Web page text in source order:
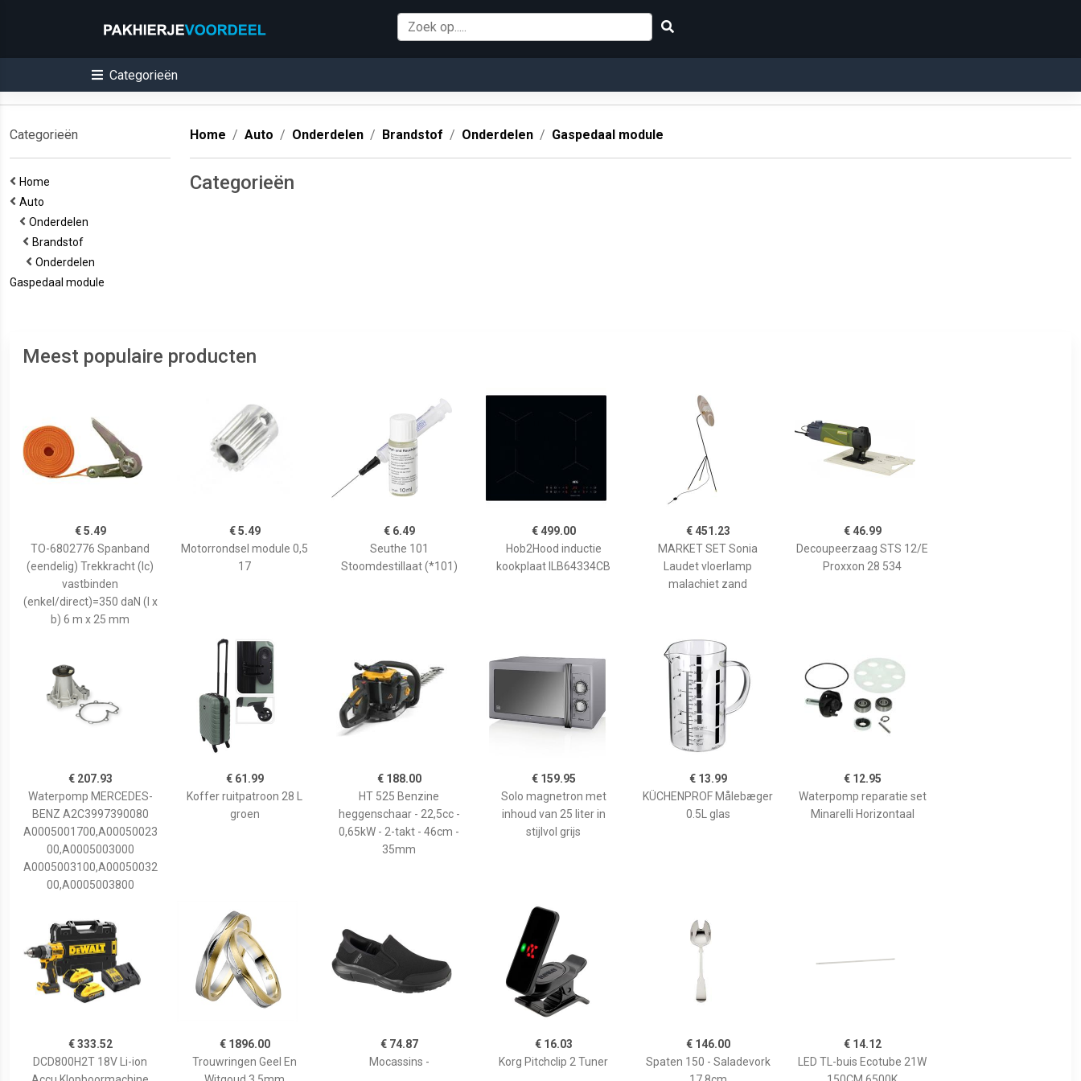
Categorieën
Categorieën
Home
Auto
Onderdelen
Brandstof
Onderdelen
Gaspedaal module
Home Auto Onderdelen Brandstof Onderdelen Gaspedaal module
Categorieën
Meest populaire producten
€ 5.49
TO-6802776 Spanband
(eendelig) Trekkracht (lc)
vastbinden
(enkel/direct)=350 daN (l x
b) 6 m x 25 mm
€ 5.49
Motorrondsel module 0,5
17
€ 6.49
Seuthe 101
Stoomdestillaat (*101)
€ 499.00
Hob2Hood inductie
kookplaat ILB64334CB
€ 451.23
MARKET SET Sonia
Laudet vloerlamp
malachiet zand
€ 46.99
Decoupeerzaag STS 12/E
Proxxon 28 534
€ 207.93
Waterpomp MERCEDES-
BENZ A2C3997390080
A0005001700,A00050023
00,A0005003000
A0005003100,A00050032
00,A0005003800
€ 61.99
Koffer ruitpatroon 28 L
groen
€ 188.00
HT 525 Benzine
heggenschaar - 22,5cc -
0,65kW - 2-takt - 46cm -
35mm
€ 159.95
Solo magnetron met
inhoud van 25 liter in
stijlvol grijs
€ 13.99
KÜCHENPROF Målebæger
0.5L glas
€ 12.95
Waterpomp reparatie set
Minarelli Horizontaal
€ 333.52
DCD800H2T 18V Li-ion
€ 1896.00
Trouwringen Geel En
€ 74.87
Mocassins -
€ 16.03
Korg Pitchclip 2 Tuner
€ 146.00
Spaten 150 - Saladevork
€ 14.12
LED TL-buis Ecotube 21W